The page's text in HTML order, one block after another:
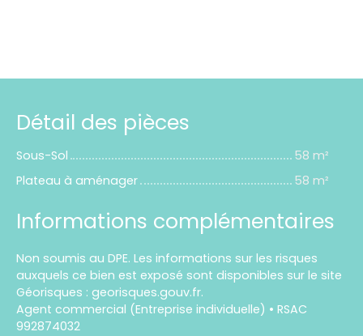
Détail des pièces
Sous-Sol
58 m²
Plateau à aménager
58 m²
Informations complémentaires
Non soumis au DPE. Les informations sur les risques
auxquels ce bien est exposé sont disponibles sur le site
Géorisques : georisques.gouv.fr.
Agent commercial (Entreprise individuelle) • RSAC
992874032